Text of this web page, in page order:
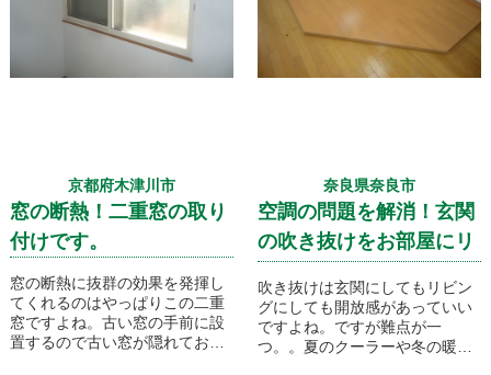
京都府木津川市
窓の断熱！二重窓の取り
付けです。
窓の断熱に抜群の効果を発揮し
てくれるのはやっぱりこの二重
窓ですよね。古い窓の手前に設
置するので古い窓が隠れてお部
奈良県奈良市
空調の問題を解消！玄関
の吹き抜けをお部屋にリ
吹き抜けは玄関にしてもリビン
グにしても開放感があっていい
ですよね。ですが難点が一
つ。。夏のクーラーや冬の暖房